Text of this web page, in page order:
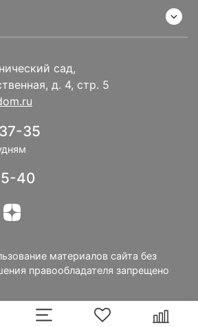
сад,
д. 4, стр. 5
35
40
материалов сайта без
правообладателя запрещено